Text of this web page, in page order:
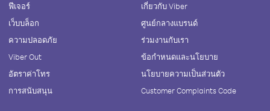
ฟีเจอร์
เว็บบล็อก
ความปลอดภัย
Viber Out
อัตราค่าโทร
การสนับสนุน
เกี่ยวกับ Viber
ศูนย์กลางแบรนด์
ร่วมงานกับเรา
ข้อกำหนดและนโยบาย
นโยบายความเป็นส่วนตัว
Customer Complaints Code